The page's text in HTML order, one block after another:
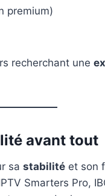
premium)
recherchant une
avant tout
sa stabilité et son
Smarters Pro,